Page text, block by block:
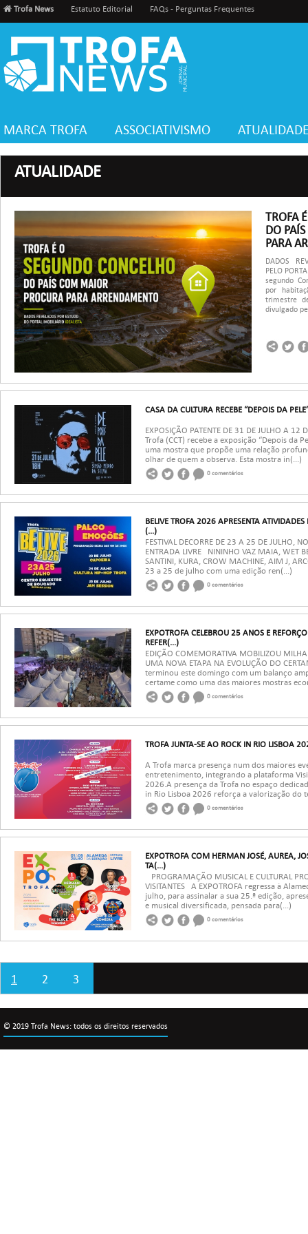
Trofa News Estatuto Editorial FAQs - Perguntas Frequentes
MARCA TROFA ASSOCIATIVISMO
ATUALIDADE
TROFA
DO
PARA
DADOS
PELO
segundo
por
trimestre
divulgado
CASA DA CULTURA RECEBE “DEPOIS DA
EXPOSIÇÃO PATENTE DE 31 DE JULHO A
Trofa (CCT) recebe a exposição “Depois da
uma mostra que propõe uma relação
olhar de quem a observa. Esta mostra in(...)
0 comentários
BELIVE TROFA 2026 APRESENTA
(...)
FESTIVAL DECORRE DE 23 A 25 DE JULHO,
ENTRADA LIVRE NININHO VAZ MAIA, WET
SANTINI, KURA, CROW MACHINE, AIM J,
23 a 25 de julho com uma edição ren(...)
0 comentários
EXPOTROFA CELEBROU 25 ANOS E
REFER(...)
EDIÇÃO COMEMORATIVA MOBILIZOU
UMA NOVA ETAPA NA EVOLUÇÃO DO
terminou este domingo com um balanço
certame como uma das maiores mostras
0 comentários
TROFA JUNTA-SE AO ROCK IN RIO LISBOA
A Trofa marca presença num dos maiores
entretenimento, integrando a plataforma
2026.A presença da Trofa no espaço
in Rio Lisboa 2026 reforça a valorização
0 comentários
EXPOTROFA COM HERMAN JOSÉ, AUREA,
TA(...)
PROGRAMAÇÃO MUSICAL E CULTURAL
VISITANTES A EXPOTROFA regressa à
julho, para assinalar a sua 25.ª edição,
e musical diversificada, pensada para(...)
0 comentários
1 2 3
© 2019 Trofa News: todos os direitos reservados